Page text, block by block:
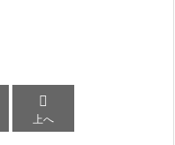

上へ